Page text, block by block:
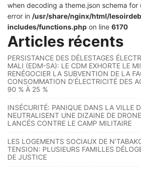
when decoding a theme.json schema for
error in /usr/share/nginx/html/
includes/functions.php on line 6170
Articles récents
PERSISTANCE DES DÉLESTAGES
MALI (EDM-SA): LE CDM EXHORTE LE
RENÉGOCIER LA SUBVENTION DE LA
CONSOMMATION D’ÉLECTRICITÉ DES
90 % À 25 %
INSÉCURITÉ: PANIQUE DANS LA VILLE
NEUTRALISENT UNE DIZAINE DE
LANCÉS CONTRE LE CAMP MILITAIRE
LES LOGEMENTS SOCIAUX DE
TENSION: PLUSIEURS FAMILLES
DE JUSTICE